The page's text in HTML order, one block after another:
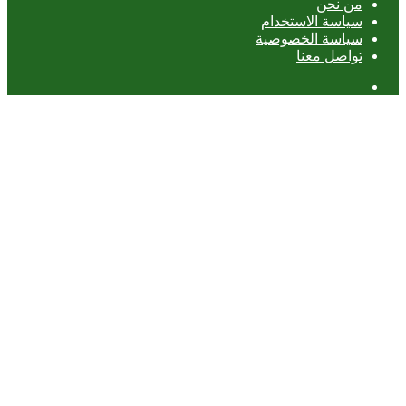
من نحن
سياسة الاستخدام
سياسة الخصوصية
تواصل معنا